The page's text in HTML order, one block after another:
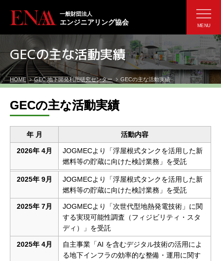
一般財団法人
エンジニアリング協会 MENU
GECの主な活動実績
HOME GEC 地下開発利用研究センター GECの主な活動実績
GECの主な活動実績
年 月 活動内容
2026年 4月
JOGMECより「浮屋根式タンクを活用した新
燃料等の貯蔵に向けた検討業務」を受託
2025年 9月
JOGMECより「浮屋根式タンクを活用した新
燃料等の貯蔵に向けた検討業務」を受託
2025年 7月
JOGMECより「次世代型地熱発電技術」に関
する実現可能性調査（フィジビリティ・スタ
ディ）」を受託
2025年 4月
自主事業「AI を含むデジタル技術の活用によ
る地下インフラの効率的な整備・運用に関す